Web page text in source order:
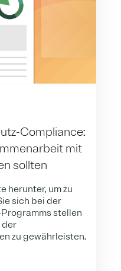
Compliance:
mit
sollten
herunter, um zu
sich bei der
stellen
der
zu gewährleisten.